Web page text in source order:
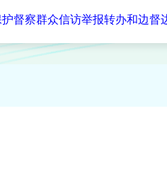
督察群众信访举报转办和边督